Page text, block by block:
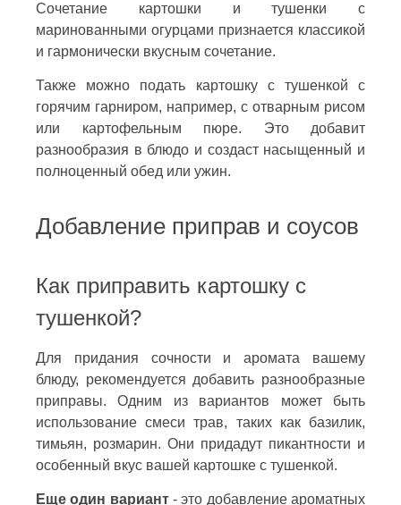
Сочетание картошки и тушенки с
маринованными огурцами признается классикой
и гармонически вкусным сочетание.
Также можно подать картошку с тушенкой с
горячим гарниром, например, с отварным рисом
или картофельным пюре. Это добавит
разнообразия в блюдо и создаст насыщенный и
полноценный обед или ужин.
Добавление приправ и соусов
Как приправить картошку с
тушенкой?
Для придания сочности и аромата вашему
блюду, рекомендуется добавить разнообразные
приправы. Одним из вариантов может быть
использование смеси трав, таких как базилик,
тимьян, розмарин. Они придадут пикантности и
особенный вкус вашей картошке с тушенкой.
Еще один вариант- это добавление ароматных